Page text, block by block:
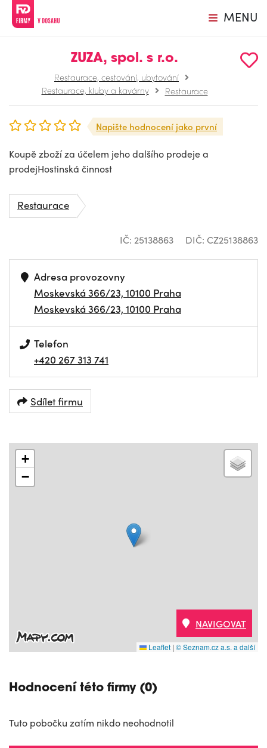
MENU
ZUZA, spol. s r.o.
Restaurace, cestování, ubytování
Restaurace, kluby a kavárny
Restaurace
Napište hodnocení jako první
Koupě zboží za účelem jeho dalšího prodeje a
prodejHostinská činnost
Restaurace
IČ: 25138863 DIČ: CZ25138863
Adresa provozovny
Moskevská 366/23, 10100 Praha
Moskevská 366/23, 10100 Praha
Telefon
+420 267 313 741
Sdílet firmu
+
−
Leaflet | © Seznam.cz a.s. a další
NAVIGOVAT
Hodnocení této firmy (0)
Tuto pobočku zatím nikdo neohodnotil